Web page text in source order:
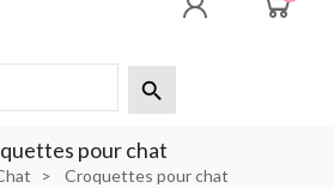

pour chat
Croquettes pour chat